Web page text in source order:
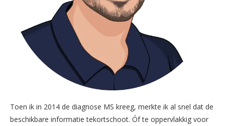
Toen ik in 2014 de diagnose MS kreeg, merkte ik al snel dat de
beschikbare informatie tekortschoot. Óf te oppervlakkig voor